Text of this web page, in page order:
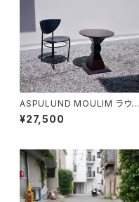
ASPULUND MOULIM ラウン
ドテーブル
¥27,500